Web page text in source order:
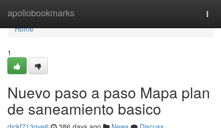
apollobookmarks
Home
Home
1
Nuevo paso a paso Mapa plan
de saneamiento basico